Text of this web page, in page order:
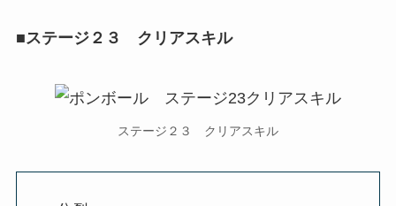
■ステージ２３ クリアスキル
ステージ２３ クリアスキル